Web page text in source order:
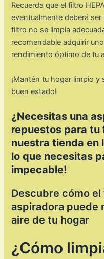
Recuerda que el filtro
eventualmente deberá
filtro no se limpia
recomendable adquirir
rendimiento óptimo de tu
¡Mantén tu hogar limpio y
buen estado!
¿Necesitas una
repuestos para tu
nuestra tienda en
lo que necesitas
impecable!
Descubre cómo el
aspiradora puede
aire de tu hogar
¿Cómo